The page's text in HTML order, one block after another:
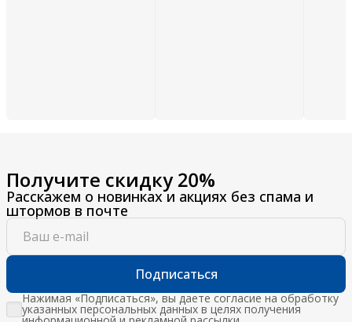
Получите скидку 20%
Расскажем о новинках и акциях без спама и
штормов в почте
Подписаться
Нажимая «Подписаться», вы даете согласие на обработку
указанных персональных данных в целях получения